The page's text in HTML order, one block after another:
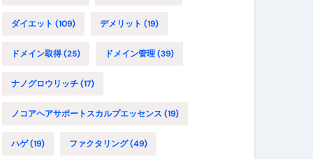
ダイエット (109) デメリット (19)
ドメイン取得(25) ドメイン管理(39)
ナノグロウリッチ(17)
ノコアヘアサポートスカルプエッセンス (19)
ハゲ(19) ファクタリング(49)